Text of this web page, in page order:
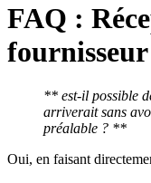
FAQ :
fournisseur
** est-il possible
arriverait sans
préalable ? **
Oui, en faisant